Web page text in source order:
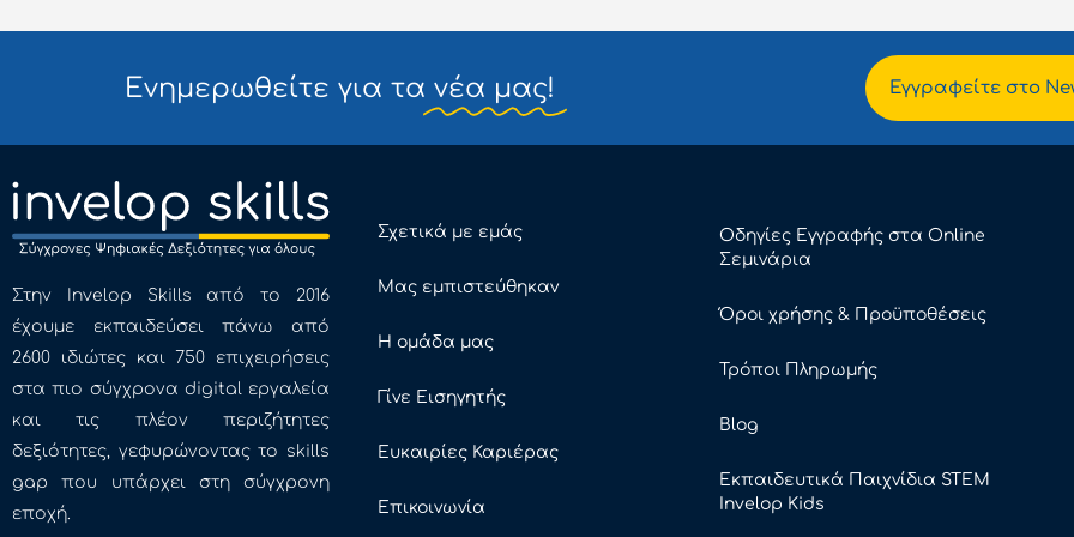
Ενημερωθείτε για τα νέα μας! Εγγραφείτε στο
Στην Invelop Skills από το 2016
έχουμε εκπαιδεύσει πάνω από
2600 ιδιώτες και 750 επιχειρήσεις
στα πιο σύγχρονα digital εργαλεία
και τις πλέον περιζήτητες
δεξιότητες, γεφυρώνοντας το skills
gap που υπάρχει στη σύγχρονη
εποχή.
Σχετικά με εμάς
Μας εμπιστεύθηκαν
Η ομάδα μας
Γίνε Εισηγητής
Ευκαιρίες Καριέρας
Επικοινωνία
Οδηγίες Εγγραφής στα Online
Σεμινάρια
Όροι χρήσης & Προϋποθέσεις
Τρόποι Πληρωμής
Blog
Εκπαιδευτικά Παιχνίδια STEM
Invelop Kids